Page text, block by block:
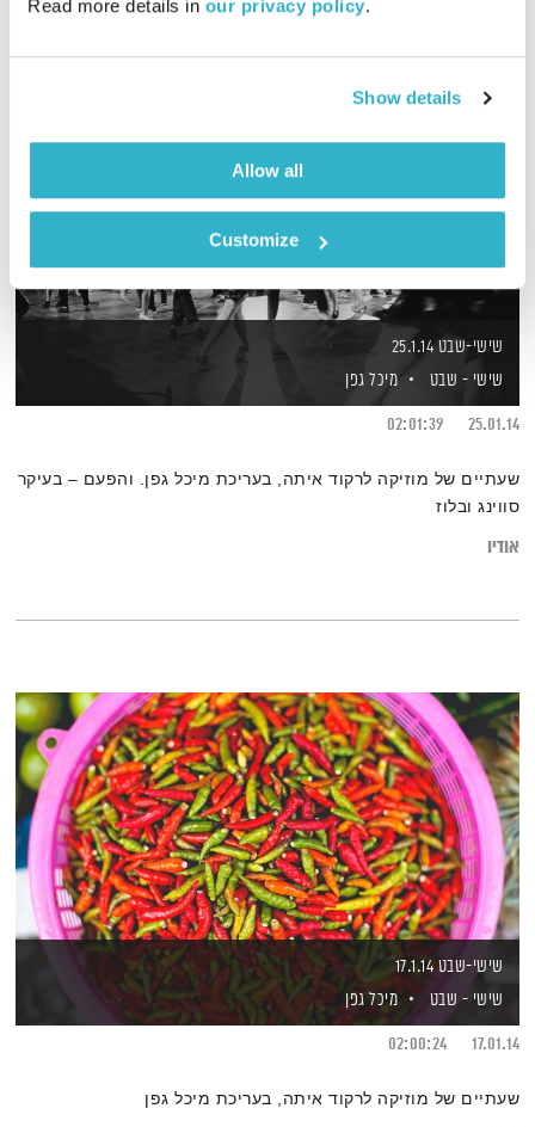
Read more details in our privacy policy.
Show details
Allow all
Customize
שישי-שבט 25.1.14
שישי - שבט
מיכל גפן
25.01.14
02:01:39
שעתיים של מוזיקה לרקוד איתה, בעריכת מיכל גפן. והפעם – בעיקר
סווינג ובלוז
אודיו
שישי-שבט 17.1.14
שישי - שבט
מיכל גפן
17.01.14
02:00:24
שעתיים של מוזיקה לרקוד איתה, בעריכת מיכל גפן